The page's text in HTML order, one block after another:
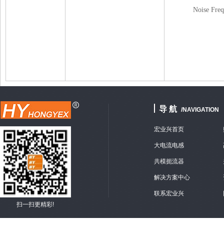
Noise
导 航 /NAVIGATION
宏业兴首页
大电流电感
共模扼流器
解决方案中心
联系宏业兴
扫一扫更精彩!